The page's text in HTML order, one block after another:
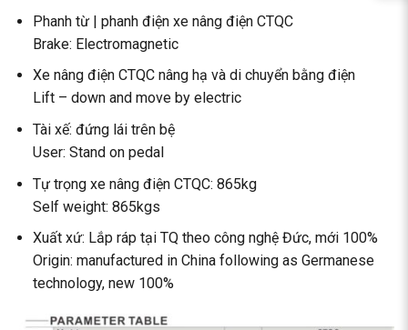
Phanh từ | phanh điện xe nâng điện CTQC
Brake: Electromagnetic
Xe nâng điện CTQC nâng hạ và di chuyển bằng điện
Lift – down and move by electric
Tài xế: đứng lái trên bệ
User: Stand on pedal
Tự trọng xe nâng điện CTQC: 865kg
Self weight: 865kgs
Xuất xứ: Lắp ráp tại TQ theo công nghệ Đức, mới 100%
Origin: manufactured in China following as Germanese
technology, new 100%